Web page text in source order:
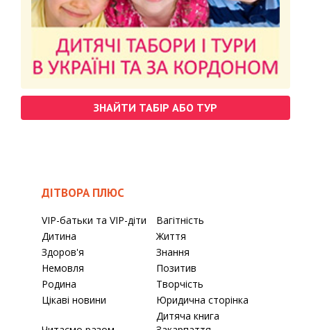
ЗНАЙТИ ТАБІР АБО ТУР
ДІТВОРА ПЛЮС
VIP-батьки та VIP-діти
Вагітність
Дитина
Життя
Здоров'я
Знання
Немовля
Позитив
Родина
Творчість
Цікаві новини
Юридична сторінка
Дитяча книга